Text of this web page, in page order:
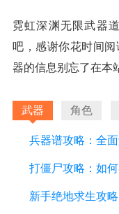
霓虹深渊无限武器
吧，感谢你花时间
器的信息别忘了在本
武器 角色